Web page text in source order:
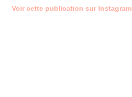
Voir cette publication sur Instagram